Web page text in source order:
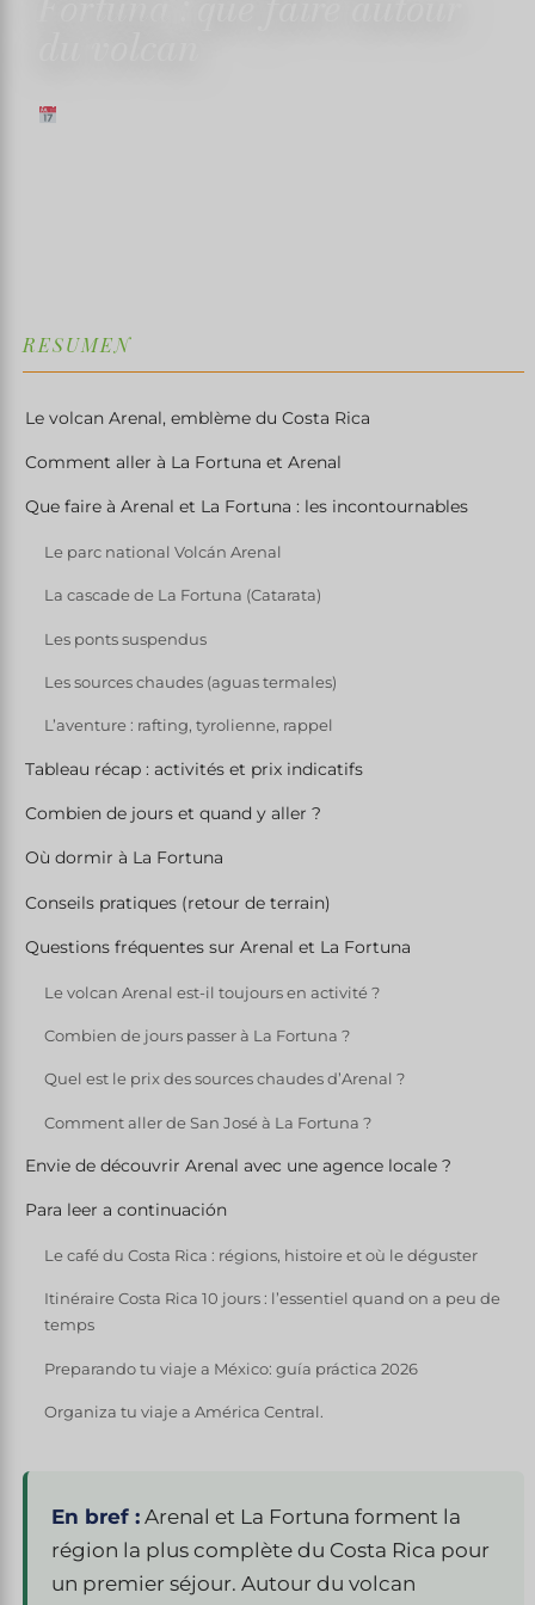
RESUMEN
Le volcan Arenal, emblème du Costa Rica
Comment aller à La Fortuna et Arenal
Que faire à Arenal et La Fortuna : les incontournables
Le parc national Volcán Arenal
La cascade de La Fortuna (Catarata)
Les ponts suspendus
Les sources chaudes (aguas termales)
L’aventure : rafting, tyrolienne, rappel
Tableau récap : activités et prix indicatifs
Combien de jours et quand y aller ?
Où dormir à La Fortuna
Conseils pratiques (retour de terrain)
Questions fréquentes sur Arenal et La Fortuna
Le volcan Arenal est-il toujours en activité ?
Combien de jours passer à La Fortuna ?
Quel est le prix des sources chaudes d’Arenal ?
Comment aller de San José à La Fortuna ?
Envie de découvrir Arenal avec une agence locale ?
Para leer a continuación
Le café du Costa Rica : régions, histoire et où le déguster
Itinéraire Costa Rica 10 jours : l’essentiel quand on a peu de
temps
Preparando tu viaje a México: guía práctica 2026
Organiza tu viaje a América Central.
En bref : Arenal et La Fortuna forment la
région la plus complète du Costa Rica pour
un premier séjour. Autour du volcan